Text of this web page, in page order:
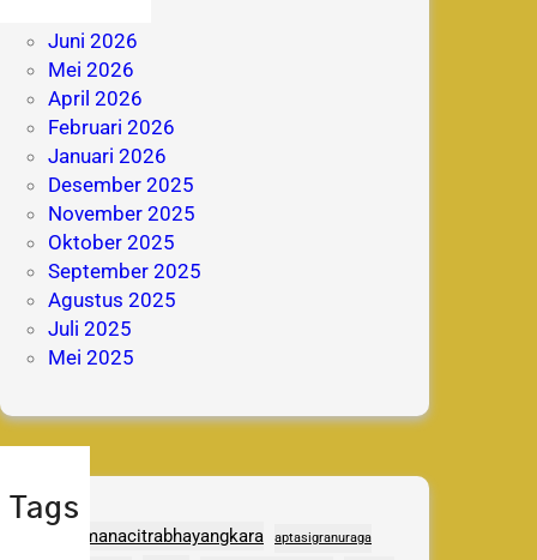
Juni 2026
Mei 2026
April 2026
Februari 2026
Januari 2026
Desember 2025
November 2025
Oktober 2025
September 2025
Agustus 2025
Juli 2025
Mei 2025
Tags
adhipramanacitrabhayangkara aptasigranuraga